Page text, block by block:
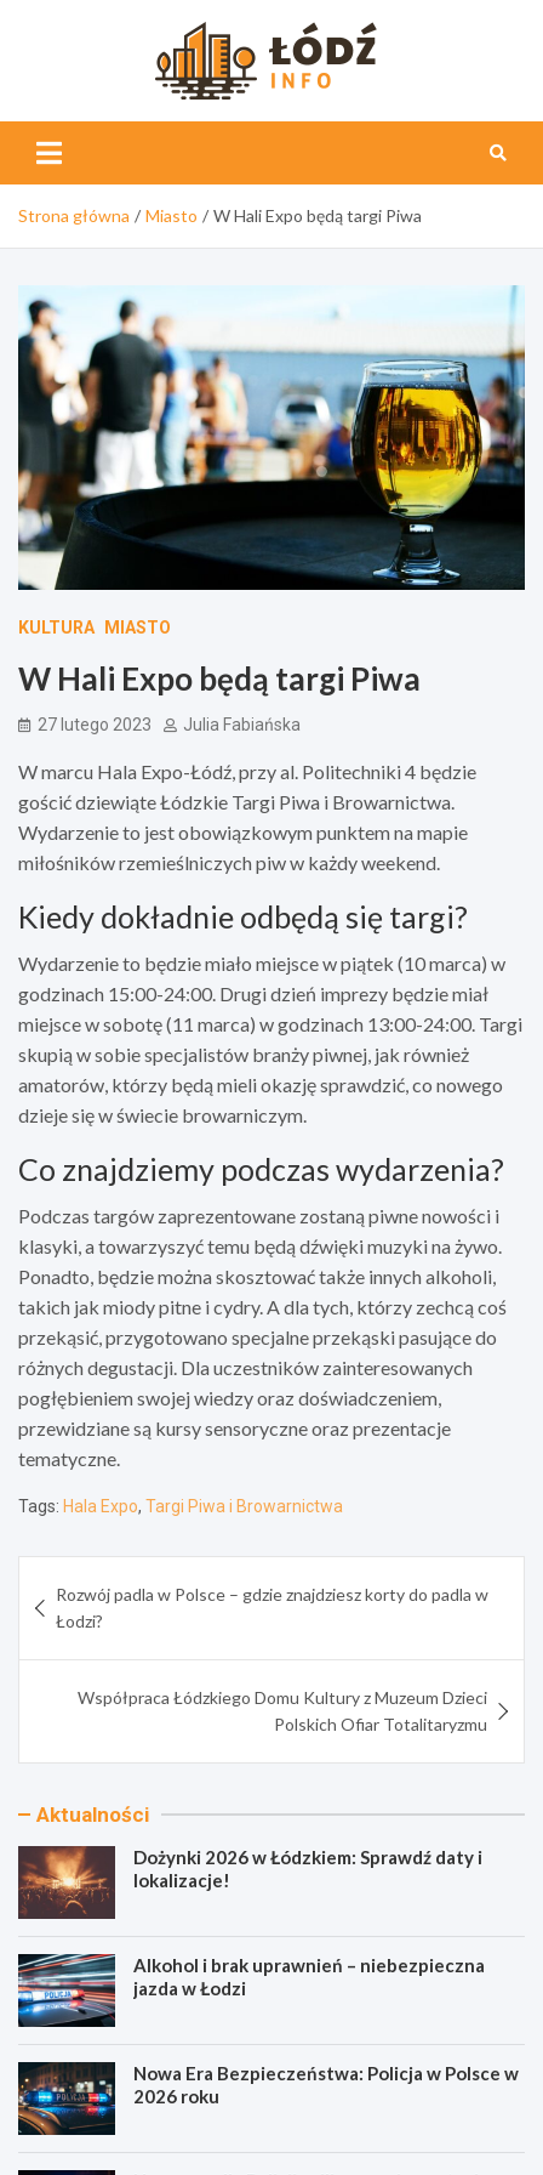
Info
Strona główna Miasto W Hali Expo będą targi Piwa
KULTURA MIASTO
W Hali Expo będą targi Piwa
27 lutego 2023 Julia Fabiańska
W marcu Hala Expo-Łódź, przy al. Politechniki 4 będzie
gościć dziewiąte Łódzkie Targi Piwa i Browarnictwa.
Wydarzenie to jest obowiązkowym punktem na mapie
miłośników rzemieślniczych piw w każdy weekend.
Kiedy dokładnie odbędą się targi?
Wydarzenie to będzie miało miejsce w piątek (10 marca) w
godzinach 15:00-24:00. Drugi dzień imprezy będzie miał
miejsce w sobotę (11 marca) w godzinach 13:00-24:00. Targi
skupią w sobie specjalistów branży piwnej, jak również
amatorów, którzy będą mieli okazję sprawdzić, co nowego
dzieje się w świecie browarniczym.
Co znajdziemy podczas wydarzenia?
Podczas targów zaprezentowane zostaną piwne nowości i
klasyki, a towarzyszyć temu będą dźwięki muzyki na żywo.
Ponadto, będzie można skosztować także innych alkoholi,
takich jak miody pitne i cydry. A dla tych, którzy zechcą coś
przekąsić, przygotowano specjalne przekąski pasujące do
różnych degustacji. Dla uczestników zainteresowanych
pogłębieniem swojej wiedzy oraz doświadczeniem,
przewidziane są kursy sensoryczne oraz prezentacje
tematyczne.
Tags: Hala Expo, Targi Piwa i Browarnictwa
wpisu
Rozwój padla w Polsce – gdzie znajdziesz korty do padla w
Łodzi?
Współpraca Łódzkiego Domu Kultury z Muzeum Dzieci
Polskich Ofiar Totalitaryzmu
Aktualności
Dożynki 2026 w Łódzkiem: Sprawdź daty i
lokalizacje!
Alkohol i brak uprawnień – niebezpieczna
jazda w Łodzi
Nowa Era Bezpieczeństwa: Policja w Polsce w
2026 roku